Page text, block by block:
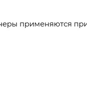
применяются